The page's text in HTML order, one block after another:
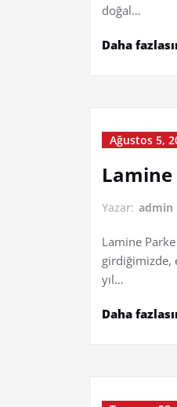
doğal…
Daha
Ağustos 5,
Yazar: admin
Lamine
girdiğimizde,
yıl…
Daha